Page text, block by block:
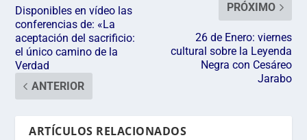
Disponibles en vídeo las
conferencias de: «La
aceptación del sacrificio:
el único camino de la
Verdad
ANTERIOR
PRÓXIMO
26 de Enero: viernes
cultural sobre la Leyenda
Negra con Cesáreo
Jarabo
ARTÍCULOS RELACIONADOS